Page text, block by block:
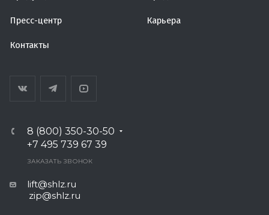
Пресс-центр Карьера
Контакты
8 (800) 350-30-50
+7 495 739 67 39
ЗАКАЗАТЬ ЗВОНОК
lift@shlz.ru
zip@shlz.ru